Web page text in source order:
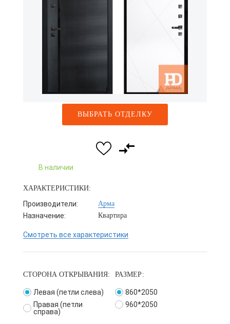
ВЫБРАТЬ ОТДЕЛКУ
В наличии
ХАРАКТЕРИСТИКИ:
Производители: Арма
Назначение: Квартира
Смотреть все характеристики
СТОРОНА ОТКРЫВАНИЯ:
Левая (петли слева)
Правая (петли
справа)
РАЗМЕР:
860*2050
960*2050